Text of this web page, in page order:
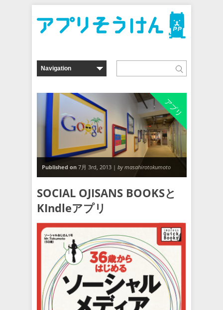
アプリ
Published on 7月 3rd, 2013 | by masahirotokumoto
SOCIAL OJISANS BOOKSと
KIndleアプリ